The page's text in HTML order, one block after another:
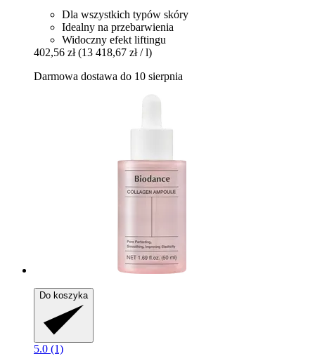
Dla wszystkich typów skóry
Idealny na przebarwienia
Widoczny efekt liftingu
402,56 zł (13 418,67 zł / l)
Darmowa dostawa do 10 sierpnia
Do koszyka
5.0 (1)